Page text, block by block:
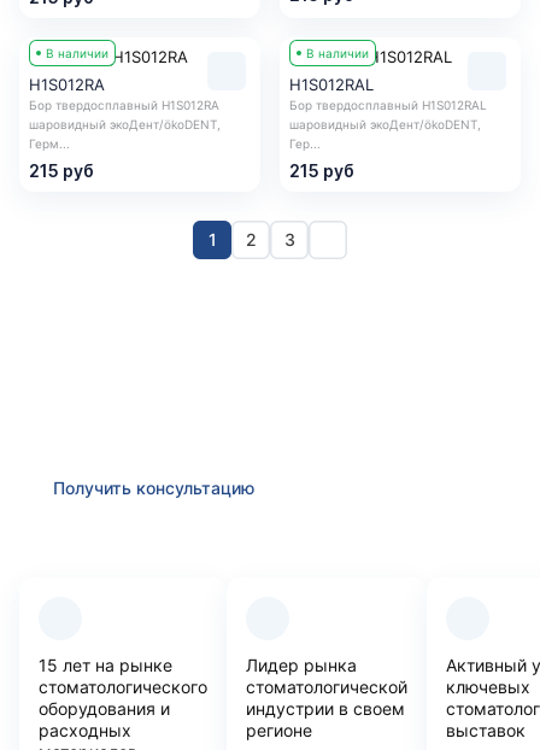
В наличии
H1S012RA
Бор твердосплавный H1S012RA
шаровидный экоДент/ökoDENT,
Герм...
215 руб
В наличии
H1S012RAL
Бор твердосплавный H1S012RAL
шаровидный экоДент/ökoDENT,
Гер...
215 руб
1 2 3
Получить консультацию
15 лет на рынке
стоматологического
оборудования и
расходных
Лидер рынка
стоматологической
индустрии в своем
регионе
Активный
ключевых
выставок